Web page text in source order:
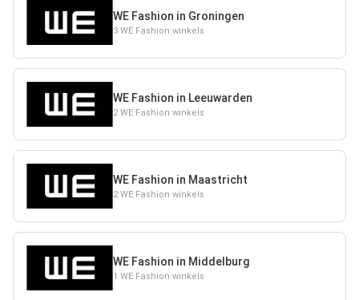
WE Fashion in Groningen
3 WE Fashion winkels
WE Fashion in Leeuwarden
2 WE Fashion winkels
WE Fashion in Maastricht
2 WE Fashion winkels
WE Fashion in Middelburg
1 WE Fashion winkels